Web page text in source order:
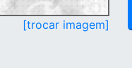
[trocar imagem]